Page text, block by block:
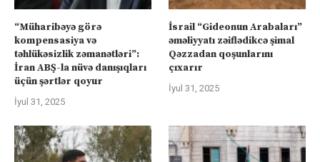
“Müharibəyə görə
kompensasiya və
təhlükəsizlik zəmanətləri”:
İran ABŞ-la nüvə danışıqları
üçün şərtlər qoyur
İyul 31, 2025
İsrail “Gideonun Arabaları”
əməliyyatı zəiflədikcə şimal
Qəzzadan qoşunlarını
çıxarır
İyul 31, 2025